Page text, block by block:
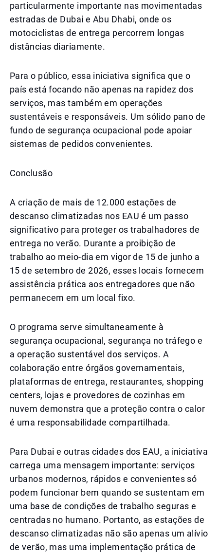
particularmente importante nas movimentadas
estradas de Dubai e Abu Dhabi, onde os
motociclistas de entrega percorrem longas
distâncias diariamente.
Para o público, essa iniciativa significa que o
país está focando não apenas na rapidez dos
serviços, mas também em operações
sustentáveis e responsáveis. Um sólido pano de
fundo de segurança ocupacional pode apoiar
sistemas de pedidos convenientes.
Conclusão
A criação de mais de 12.000 estações de
descanso climatizadas nos EAU é um passo
significativo para proteger os trabalhadores de
entrega no verão. Durante a proibição de
trabalho ao meio-dia em vigor de 15 de junho a
15 de setembro de 2026, esses locais fornecem
assistência prática aos entregadores que não
permanecem em um local fixo.
O programa serve simultaneamente à
segurança ocupacional, segurança no tráfego e
a operação sustentável dos serviços. A
colaboração entre órgãos governamentais,
plataformas de entrega, restaurantes, shopping
centers, lojas e provedores de cozinhas em
nuvem demonstra que a proteção contra o calor
é uma responsabilidade compartilhada.
Para Dubai e outras cidades dos EAU, a iniciativa
carrega uma mensagem importante: serviços
urbanos modernos, rápidos e convenientes só
podem funcionar bem quando se sustentam em
uma base de condições de trabalho seguras e
centradas no humano. Portanto, as estações de
descanso climatizadas não são apenas um alívio
de verão, mas uma implementação prática de